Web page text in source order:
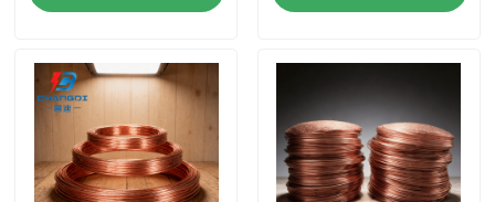
Über uns
Fabrik Tour